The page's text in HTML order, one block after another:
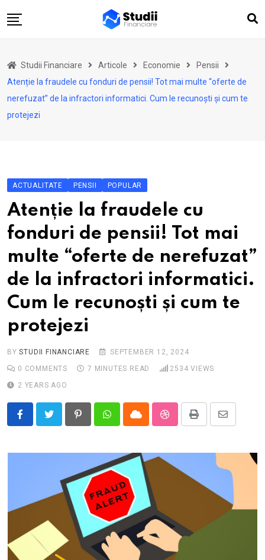
to
Actualitate
Investiții
Asigurări
Multimedia
Autori
Analize ASF
Studii Financiare Articole Economie
Pensii
Atenție la fraudele cu fonduri de pensii! Tot mai multe “oferte de
nerefuzat” de la infractori informatici. Cum le recunoști și cum te
protejezi
ACTUALITATE PENSII POPULAR
Atenție la fraudele cu
fonduri de pensii! Tot mai
multe “oferte de nerefuzat”
de la infractori informatici.
Cum le recunoști și cum te
protejezi
BYSTUDII FINANCIARE
SEPTEMBER 12, 2024
0 COMMENTS 7 MINUTES READ 2534 VIEWS
2 YEARS AGO
PinterestWhatsappCloud StumbleUpon
Print
Share
Email